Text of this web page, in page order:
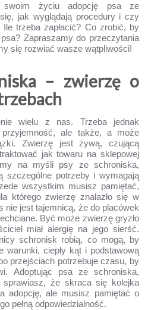
swoim życiu adopcję psa ze
jak wyglądają procedury i czy
trzeba zapłacić? Co zrobić, by
Zapraszamy do przeczytania
się rozwiać wasze wątpliwości!
– zwierzę o
wielu z nas. Trzeba jednak
ale także, a może
Zwierzę jest żywą, czującą
jak towaru na sklepowej
na myśli psy ze schroniska,
szczególne potrzeby i wymagają
wszystkim musisz pamiętać,
którego zwierzę znalazło się w
nie jest tajemnicą, że do placówek
Być może zwierzę gryzło
miał alergię na jego sierść.
schronisk robią, co mogą, by
warunki, ciepły kąt i podstawową
przejściach potrzebuje czasu, by
Adoptując psa ze schroniska,
że skraca się kolejka
adopcję, ale musisz pamiętać o
pełną odpowiedzialność.